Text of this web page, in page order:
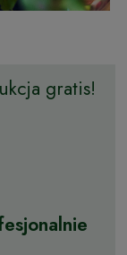
gratis!